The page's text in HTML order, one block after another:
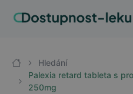
Hledání
Palexia retard tableta s
250mg